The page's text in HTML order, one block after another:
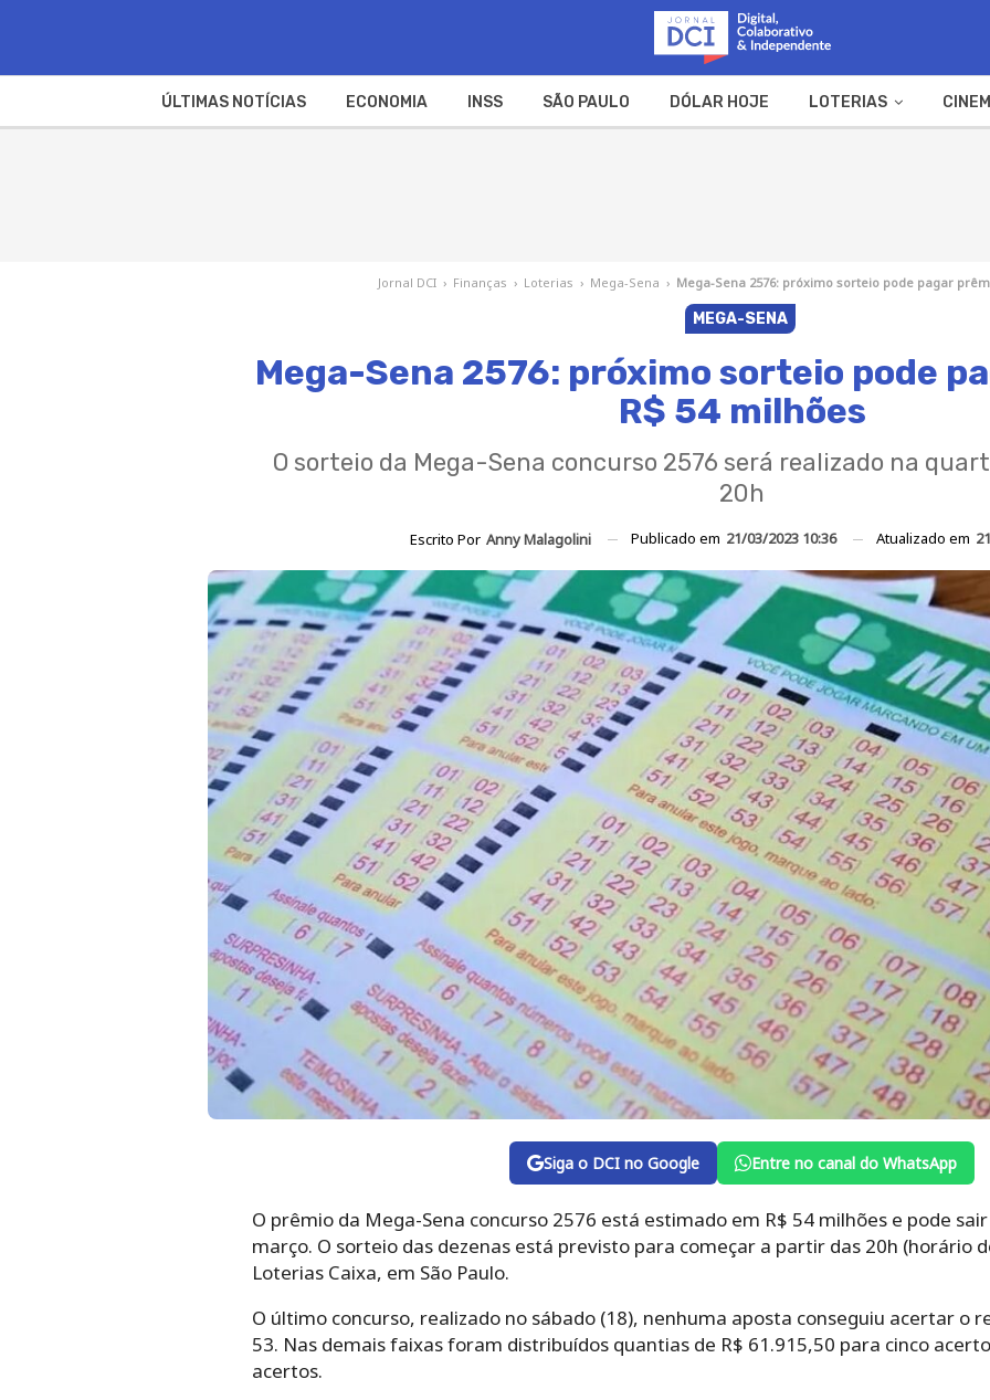
ÚLTIMAS NOTÍCIAS ECONOMIA INSS SÃO PAULO DÓLAR HOJE LOTERIAS
Jornal DCI › Finanças › Loterias › Mega-Sena › Mega-Sena 2576: próximo sorteio pode pagar
MEGA-SENA
Mega-Sena 2576: próximo sorteio pode
R$ 54 milhões
O sorteio da Mega-Sena concurso 2576 será realizado na
20h
Escrito Por Anny Malagolini Publicado em 21/03/2023 10:36 Atualizado em
Siga o DCI no Google Entre no canal do WhatsApp
O prêmio da Mega-Sena concurso 2576 está estimado em R$ 54 milhões e pode
março. O sorteio das dezenas está previsto para começar a partir das 20h (horário
Loterias Caixa, em São Paulo.
O último concurso, realizado no sábado (18), nenhuma aposta conseguiu acertar o
53. Nas demais faixas foram distribuídos quantias de R$ 61.915,50 para cinco
acertos.